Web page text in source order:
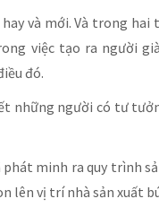
và mới. Và trong
việc tạo ra người
đó.
những người có tư
phát minh ra quy trình
lên vị trí nhà sản xuất